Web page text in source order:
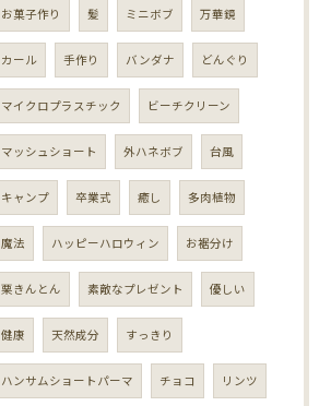
お菓子作り 髪 ミニボブ 万華鏡
カール 手作り バンダナ どんぐり
マイクロプラスチック ビーチクリーン
マッシュショート 外ハネボブ 台風
キャンプ 卒業式 癒し 多肉植物
魔法 ハッピーハロウィン お裾分け
栗きんとん 素敵なプレゼント 優しい
健康 天然成分 すっきり
ハンサムショートパーマ チョコ リンツ